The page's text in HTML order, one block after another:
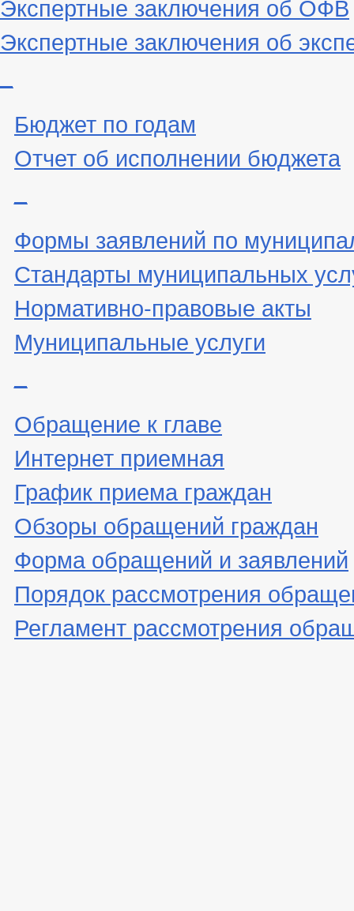
Экспертные заключения об
Бюджет по годам
Отчет об исполнении бюджета
Формы заявлений по
Стандарты муниципальных
Нормативно-правовые акты
Муниципальные услуги
Обращение к главе
Интернет приемная
График приема граждан
Обзоры обращений граждан
Форма обращений и заявлений
Порядок рассмотрения
Регламент рассмотрения